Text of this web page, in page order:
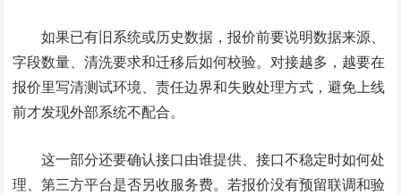
如果已有旧系统或历史数据，报价前要说明数据来源、
字段数量、清洗要求和迁移后如何校验。对接越多，越要在
报价里写清测试环境、责任边界和失败处理方式，避免上线
前才发现外部系统不配合。
这一部分还要确认接口由谁提供、接口不稳定时如何处
理、第三方平台是否另收服务费。若报价没有预留联调和验